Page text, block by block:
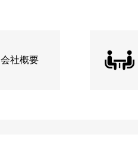
会社概要